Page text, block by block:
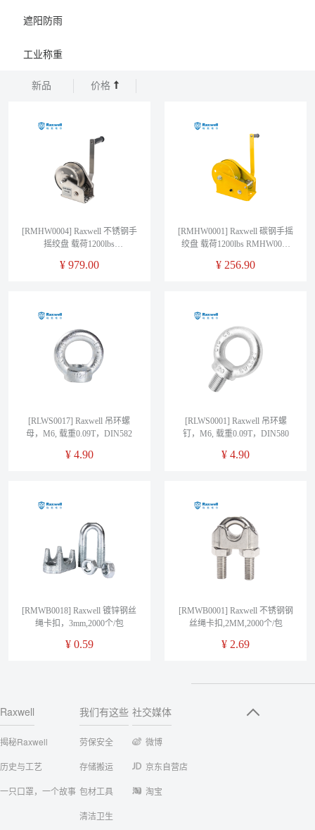
遮阳防雨
工业称重
新品 价格
[RMHW0004] Raxwell 不锈钢手
摇绞盘 载荷1200lbs
¥ 979.00
[RMHW0001] Raxwell 碳钢手摇
绞盘 载荷1200lbs RMHW0001
¥ 256.90
[RLWS0017] Raxwell 吊环螺
母，M6, 载重0.09T，DIN582
¥ 4.90
[RLWS0001] Raxwell 吊环螺
钉，M6, 载重0.09T，DIN580
¥4.90
[RMWB0018] Raxwell 镀锌钢丝
绳卡扣，3mm,2000个/包
¥ 0.59
[RMWB0001] Raxwell 不锈钢钢
丝绳卡扣,2MM,2000个/包
¥ 2.69
Raxwell
揭秘Raxwell
历史与工艺
一只口罩，一个故事
我们有这些
劳保安全
存储搬运
包材工具
清洁卫生
社交媒体
微博
京东自营店
淘宝